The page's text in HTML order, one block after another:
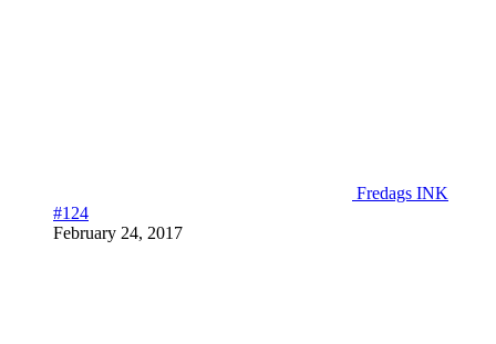
Fredags INK
#124
February 24, 2017